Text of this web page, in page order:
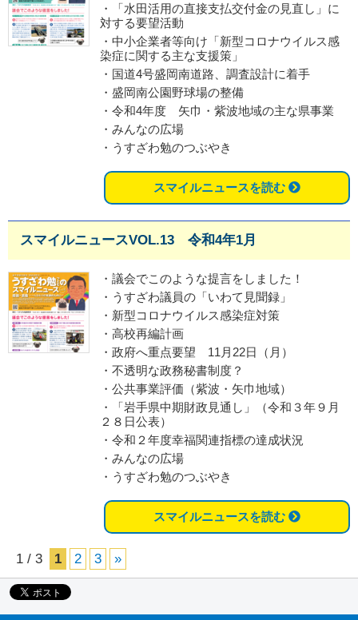
・「水田活用の直接支払交付金の見直し」に
対する要望活動
・中小企業者等向け「新型コロナウイルス感
染症に関する主な支援策」
・国道4号盛岡南道路、調査設計に着手
・盛岡南公園野球場の整備
・令和4年度 矢巾・紫波地域の主な県事業
・みんなの広場
・うすざわ勉のつぶやき
スマイルニュースを読む
スマイルニュースVOL.13 令和4年1月
・議会でこのような提言をしました！
・うすざわ議員の「いわて見聞録」
・新型コロナウイルス感染症対策
・高校再編計画
・政府へ重点要望 11月22日（月）
・不透明な政務秘書制度？
・公共事業評価（紫波・矢巾地域）
・「岩手県中期財政見通し」（令和３年９月
２８日公表）
・令和２年度幸福関連指標の達成状況
・みんなの広場
・うすざわ勉のつぶやき
スマイルニュースを読む
1 / 3 1 2 3 »